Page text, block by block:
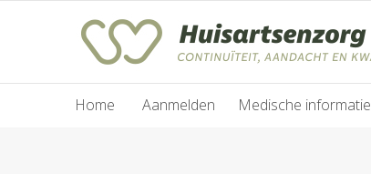
Home Aanmelden Medische informatie